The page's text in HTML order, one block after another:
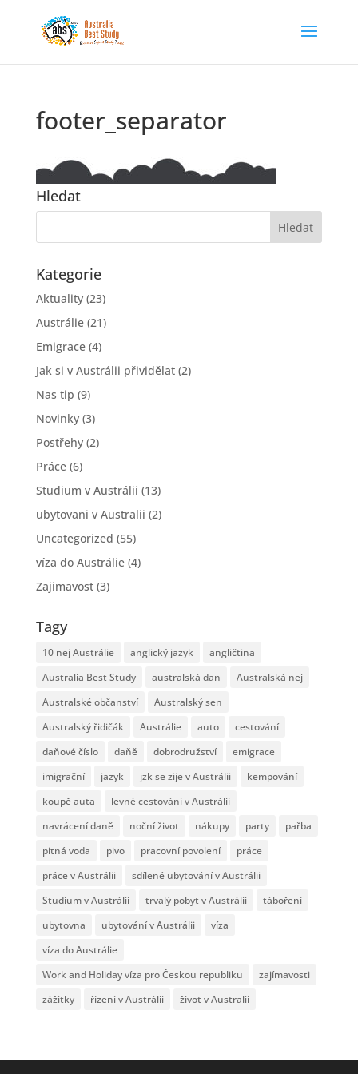
footer_separator
Hledat
Kategorie
Aktuality(23)
Austrálie(21)
Emigrace(4)
Jak si v Austrálii přividělat(2)
Nas tip (9)
Novinky(3)
Postřehy(2)
Práce(6)
Studium v Austrálii (13)
ubytovani v Australii (2)
Uncategorized (55)
víza do Austrálie(4)
Zajimavost(3)
Tagy
10 nej Austrálie anglický jazyk
angličtina
Australia Best Study
australská dan
Australská nej
Australské občanství
Australský sen
Australský řidičák
Austrálie auto
cestování
daňové číslo
daňě dobrodružství
emigrace
imigrační
jazyk jzk se zije v Austrálii
kempování
koupě auta
levné cestováni v Austrálii
navrácení daně
noční život nákupy party
pařba
pitná voda
pivo pracovní povolení
práce
práce v Austrálii
sdílené ubytování v Austrálii
Studium v Austrálii
trvalý pobyt v Austrálii
táboření
ubytovna
ubytování v Austrálii
víza
víza do Austrálie
Work and Holiday víza pro Českou republiku
zajímavosti
zážitky
řízení v Austrálii život v Australii